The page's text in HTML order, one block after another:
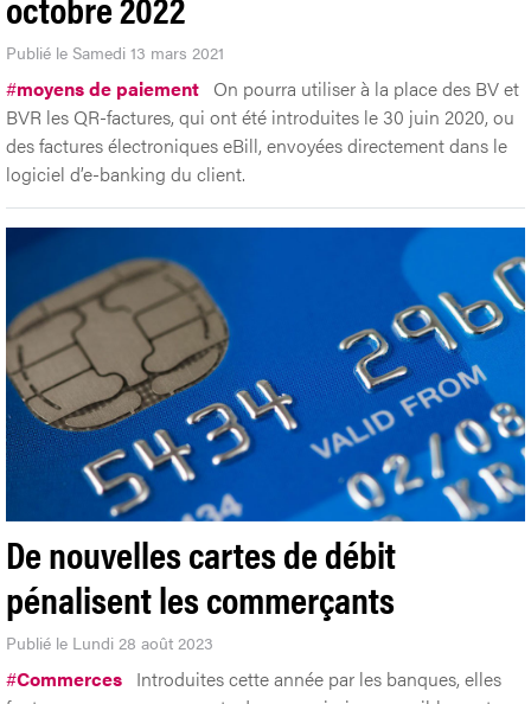
Publié le Samedi 13 mars 2021
#moyens de paiement On pourra utiliser à la place des BV et
BVR les QR-factures, qui ont été introduites le 30 juin 2020, ou
des factures électroniques eBill, envoyées directement dans le
logiciel d’e-banking du client.
De nouvelles cartes de débit
pénalisent les commerçants
Publié le Lundi 28 août 2023
#Commerces Introduites cette année par les banques, elles